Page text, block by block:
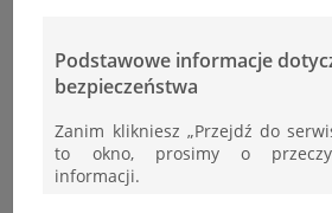
Podstawowe informacje
bezpieczeństwa
Zanim klikniesz „Przejdź do
to okno, prosimy o
informacji.